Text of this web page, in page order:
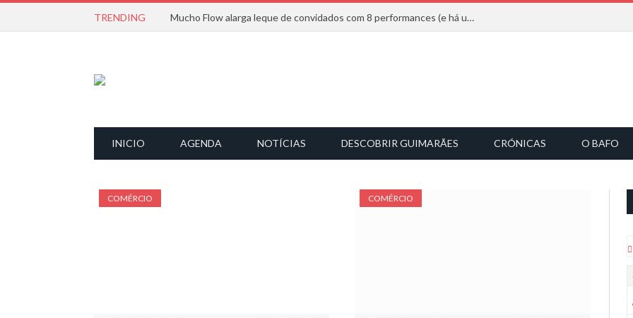
TRENDING Mucho Flow alarga leque de convidados com 8 performances (e há uma saída)
INICIO AGENDA NOTÍCIAS DESCOBRIR GUIMARÃES CRÓNICAS O BAFO
COMÉRCIO COMÉRCIO